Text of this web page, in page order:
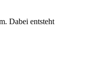
Dabei entsteht